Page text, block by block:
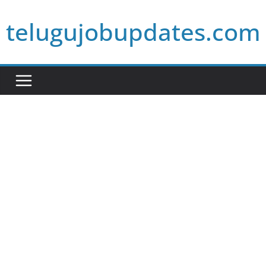
to
content
telugujobupdates.com